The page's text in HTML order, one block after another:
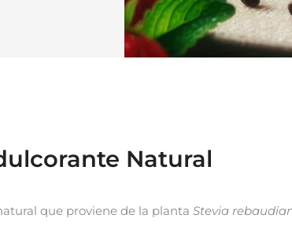
Natural
que proviene de la planta Stevia